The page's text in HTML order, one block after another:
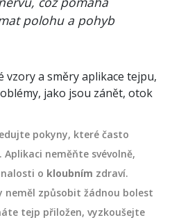
polohu a pohyb
vzory a směry aplikace tejpu,
jako jsou zánět, otok
pokyny, které často
neměňte svévolně,
o kloubním zdraví.
neměl způsobit žádnou bolest
tejp přiložen, vyzkoušejte